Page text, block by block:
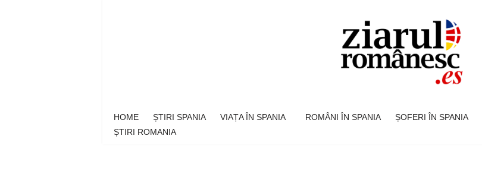
HOME ȘTIRI SPANIA VIAȚA ÎN SPANIA ROMÂNI ÎN SPANIA ȘOFERI ÎN SPANIA
ȘTIRI ROMANIA